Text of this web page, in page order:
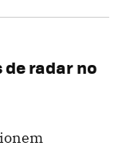
radar no